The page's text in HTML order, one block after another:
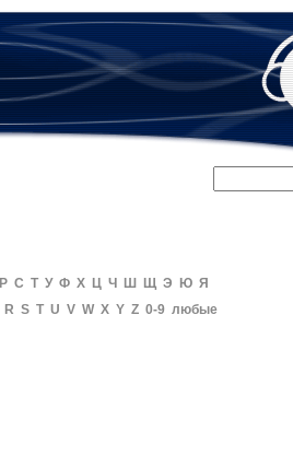
Р С Т У Ф Х Ц Ч Ш Щ Э Ю Я
R S T U V W X Y Z 0-9 любые